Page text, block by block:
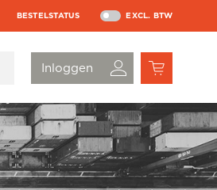
BESTELSTATUS EXCL. BTW